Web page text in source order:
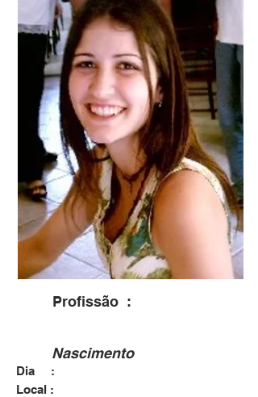
Nascimento
Dia :
Profissão :
Local :